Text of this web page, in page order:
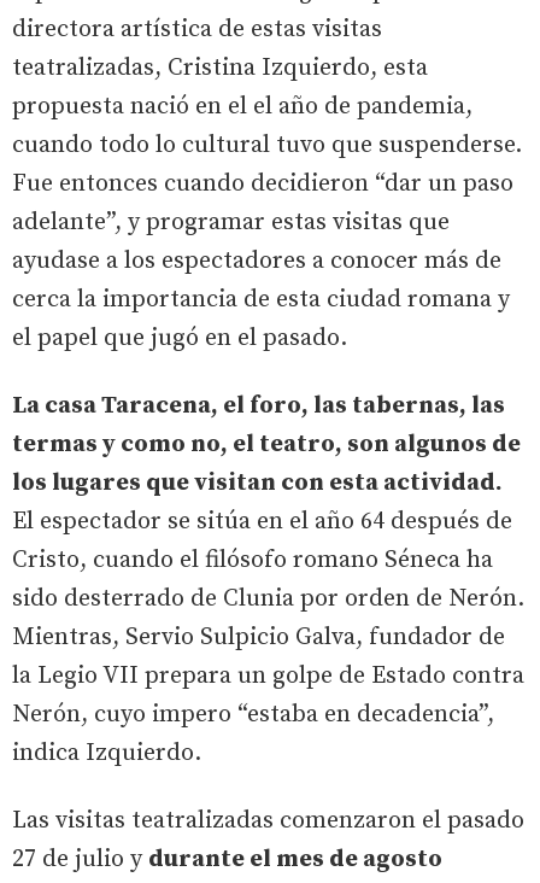
directora artística de estas visitas
teatralizadas, Cristina Izquierdo, esta
propuesta nació en el el año de pandemia,
cuando todo lo cultural tuvo que suspenderse.
Fue entonces cuando decidieron “dar un paso
adelante”, y programar estas visitas que
ayudase a los espectadores a conocer más de
cerca la importancia de esta ciudad romana y
el papel que jugó en el pasado.
La casa Taracena, el foro, las tabernas, las
termas y como no, el teatro, son algunos de
los lugares que visitan con esta actividad.
El espectador se sitúa en el año 64 después de
Cristo, cuando el filósofo romano Séneca ha
sido desterrado de Clunia por orden de Nerón.
Mientras, Servio Sulpicio Galva, fundador de
la Legio VII prepara un golpe de Estado contra
Nerón, cuyo impero “estaba en decadencia”,
indica Izquierdo.
Las visitas teatralizadas comenzaron el pasado
27 de julio y durante el mes de agosto